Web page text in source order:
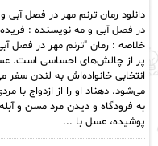
خلاصه : رمان "ترنم مهر در فصل
پر از چالش‌های احساسی است.
انتخابی خانواده‌اش به لندن سفر
می‌شود. دهناد او را از ازدواج
به فرودگاه و دیدن مرد مسن و
پوشیده، عسل با ...